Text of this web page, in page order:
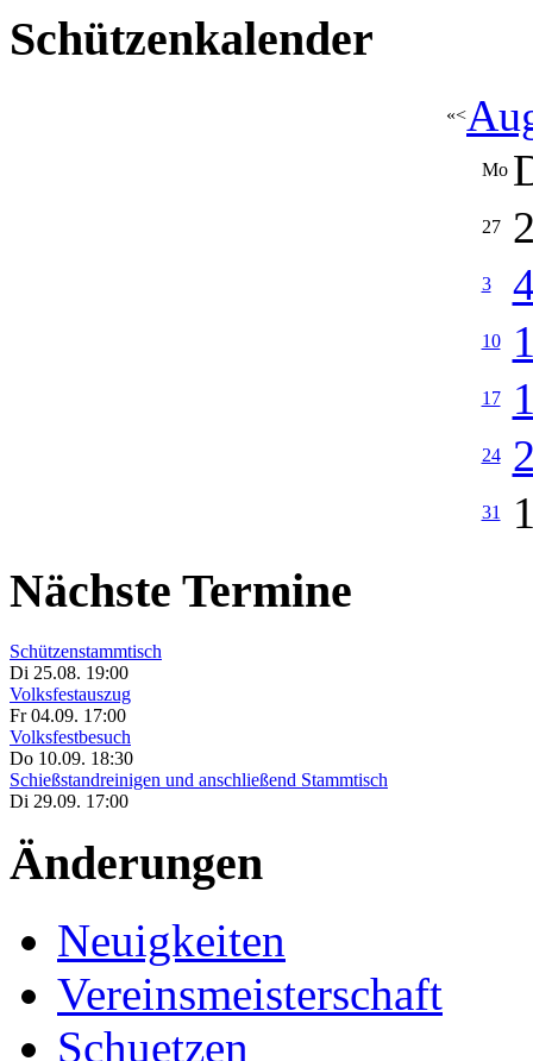
Schützenkalender
«<
Mo
27
3
10
17
24
31
Nächste Termine
Schützenstammtisch
Di 25.08. 19:00
Volksfestauszug
Fr 04.09. 17:00
Volksfestbesuch
Do 10.09. 18:30
Schießstandreinigen und anschließend Stammtisch
Di 29.09. 17:00
Änderungen
Neuigkeiten
Vereinsmeisterschaft
Schuetzen